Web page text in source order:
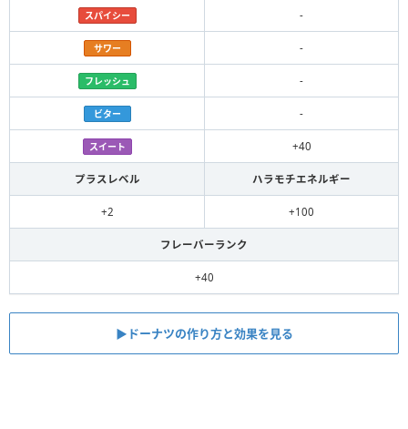
スパイシー -
サワー -
フレッシュ -
ビター -
スイート +40
プラスレベル ハラモチエネルギー
+2 +100
フレーバーランク
+40
▶︎ドーナツの作り方と効果を見る